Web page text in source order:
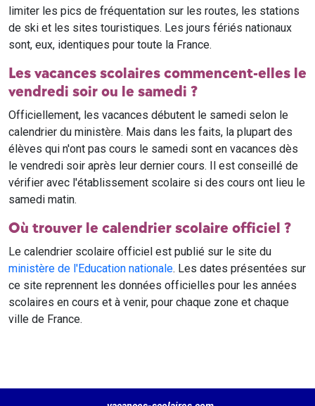
limiter les pics de fréquentation sur les routes, les stations
de ski et les sites touristiques. Les jours fériés nationaux
sont, eux, identiques pour toute la France.
Les vacances scolaires commencent-elles le
vendredi soir ou le samedi ?
Officiellement, les vacances débutent le samedi selon le
calendrier du ministère. Mais dans les faits, la plupart des
élèves qui n'ont pas cours le samedi sont en vacances dès
le vendredi soir après leur dernier cours. Il est conseillé de
vérifier avec l'établissement scolaire si des cours ont lieu le
samedi matin.
Où trouver le calendrier scolaire officiel ?
Le calendrier scolaire officiel est publié sur le site du
ministère de l'Education nationale. Les dates présentées sur
ce site reprennent les données officielles pour les années
scolaires en cours et à venir, pour chaque zone et chaque
ville de France.